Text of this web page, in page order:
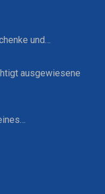
und…
ausgewiesene